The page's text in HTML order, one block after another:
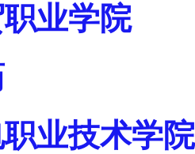
业学院
业技术学院